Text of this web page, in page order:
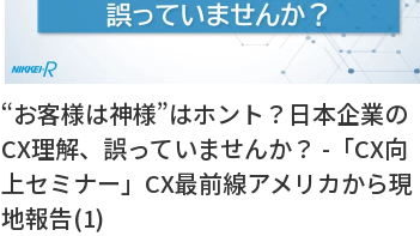
“お客様は神様”はホント？日本企業の
CX理解、誤っていませんか？ -「CX向
上セミナー」CX最前線アメリカから現
地報告(1)